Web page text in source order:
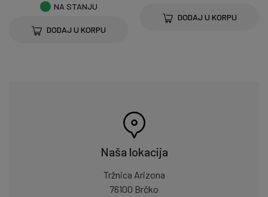
NA STANJU
DODAJ U KORPU
DODAJ U KORPU
Naša lokacija
Tržnica Arizona
76100 Brčko